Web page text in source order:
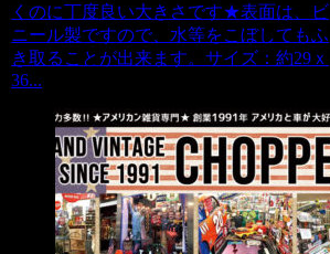
くのに丁度良い大きさです★表面は、ビ
ニール製ですので、水等をこぼしてもふ
き取ることが出来ます。サイズ：約29ｘ
36...